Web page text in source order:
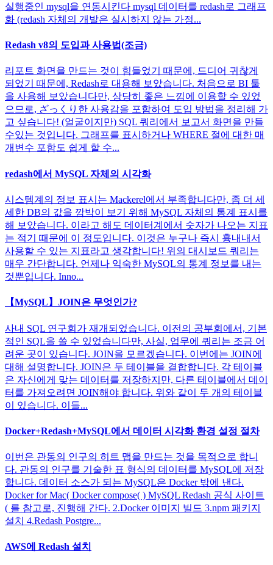
실행중인 mysql을 연동시킨다 mysql 데이터를 redash로 그래프
화 (redash 자체의 개발은 실시하지 않는 가정...
Redash v8의 도입과 사용법(조금)
리포트 화면을 만드는 것이 힘들었기 때문에, 드디어 귀찮게
되었기 때문에, Redash로 대용해 보았습니다. 처음으로 BI 툴
을 사용해 보았습니다만, 상당히 좋은 느낌에 이용할 수 있었
으므로, ざっくり한 사용감을 포함하여 도입 방법을 정리해 가
고 싶습니다! (얼굴이지만) SQL 쿼리에서 보고서 화면을 만들
수있는 것입니다. 그래프를 표시하거나 WHERE 절에 대한 매
개변수 포함도 쉽게 할 수...
redash에서 MySQL 자체의 시각화
시스템계의 정보 표시는 Mackerel에서 부족합니다만, 좀 더 세
세한 DB의 값을 깜박이 보기 위해 MySQL 자체의 통계 표시를
해 보았습니다. 이라고 해도 데이터계에서 숫자가 나오는 지표
는 적기 때문에 이 정도입니다. 이것은 누구나 즉시 흉내내서
사용할 수 있는 지표라고 생각합니다! 위의 대시보드 쿼리는
매우 간단합니다. 언제나 익숙한 MySQL의 통계 정보를 내는
것뿐입니다. Inno...
【MySQL】JOIN은 무엇인가?
사내 SQL 연구회가 재개되었습니다. 이전의 공부회에서, 기본
적인 SQL을 쓸 수 있었습니다만, 사실, 업무에 쿼리는 조금 어
려운 곳이 있습니다. JOIN을 모르겠습니다. 이번에는 JOIN에
대해 설명합니다. JOIN은 두 테이블을 결합합니다. 각 테이블
은 자신에게 맞는 데이터를 저장하지만, 다른 테이블에서 데이
터를 가져오려면 JOIN해야 합니다. 위와 같이 두 개의 테이블
이 있습니다. 이들...
Docker+Redash+MySQL에서 데이터 시각화 환경 설정 절차
이번은 관동의 인구의 히트 맵을 만드는 것을 목적으로 합니
다. 관동의 인구를 기술한 표 형식의 데이터를 MySQL에 저장
합니다. 데이터 소스가 되는 MySQL은 Docker 밖에 낸다.
Docker for Mac( Docker compose( ) MySQL Redash 공식 사이트
( 를 참고로, 진행해 간다. 2.Docker 이미지 빌드 3.npm 패키지
설치 4.Redash Postgre...
AWS에 Redash 설치